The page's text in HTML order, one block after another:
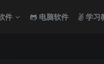
件 电脑软件 学习